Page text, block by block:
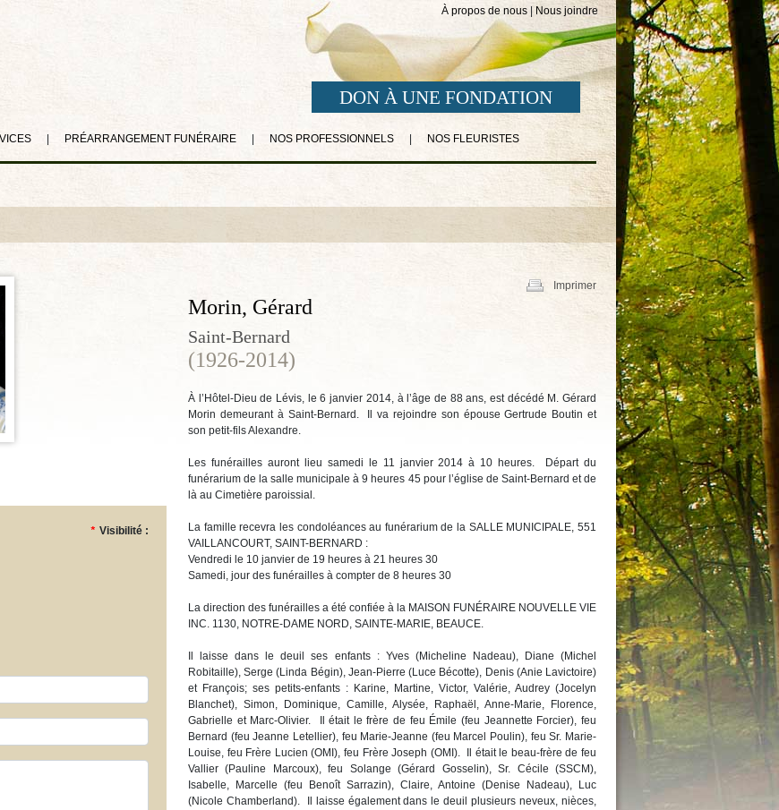
À propos de nous Nous joindre
DON À UNE FONDATION
PRÉARRANGEMENT FUNÉRAIRE NOS PROFESSIONNELS NOS FLEURISTES
* Visibilité :
Imprimer
Morin, Gérard
Saint-Bernard
(1926-2014)
À l’Hôtel-Dieu de Lévis, le 6 janvier 2014, à l’âge de 88 ans, est décédé M. Gérard
Morin demeurant à Saint-Bernard. Il va rejoindre son épouse Gertrude Boutin et
son petit-fils Alexandre.
Les funérailles auront lieu samedi le 11 janvier 2014 à 10 heures. Départ du
funérarium de la salle municipale à 9 heures 45 pour l’église de Saint-Bernard et de
là au Cimetière paroissial.
La famille recevra les condoléances au funérarium de la SALLE MUNICIPALE, 551
VAILLANCOURT, SAINT-BERNARD :
Vendredi le 10 janvier de 19 heures à 21 heures 30
Samedi, jour des funérailles à compter de 8 heures 30
La direction des funérailles a été confiée à la MAISON FUNÉRAIRE NOUVELLE VIE
INC. 1130, NOTRE-DAME NORD, SAINTE-MARIE, BEAUCE.
Il laisse dans le deuil ses enfants : Yves (Micheline Nadeau), Diane (Michel
Robitaille), Serge (Linda Bégin), Jean-Pierre (Luce Bécotte), Denis (Anie Lavictoire)
et François; ses petits-enfants : Karine, Martine, Victor, Valérie, Audrey (Jocelyn
Blanchet), Simon, Dominique, Camille, Alysée, Raphaël, Anne-Marie, Florence,
Gabrielle et Marc-Olivier. Il était le frère de feu Émile (feu Jeannette Forcier), feu
Bernard (feu Jeanne Letellier), feu Marie-Jeanne (feu Marcel Poulin), feu Sr. Marie-
Louise, feu Frère Lucien (OMI), feu Frère Joseph (OMI). Il était le beau-frère de feu
Vallier (Pauline Marcoux), feu Solange (Gérard Gosselin), Sr. Cécile (SSCM),
Isabelle, Marcelle (feu Benoît Sarrazin), Claire, Antoine (Denise Nadeau), Luc
(Nicole Chamberland). Il laisse également dans le deuil plusieurs neveux, nièces,